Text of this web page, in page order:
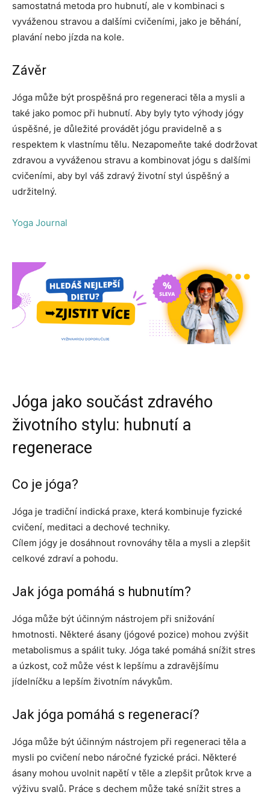
samostatná metoda pro hubnutí, ale v kombinaci s
vyváženou stravou a dalšími cvičeními, jako je běhání,
plavání nebo jízda na kole.
Závěr
Jóga může být prospěšná pro regeneraci těla a mysli a
také jako pomoc při hubnutí. Aby byly tyto výhody jógy
úspěšné, je důležité provádět jógu pravidelně a s
respektem k vlastnímu tělu. Nezapomeňte také dodržovat
zdravou a vyváženou stravu a kombinovat jógu s dalšími
cvičeními, aby byl váš zdravý životní styl úspěšný a
udržitelný.
Yoga Journal
Jóga jako součást zdravého
životního stylu: hubnutí a
regenerace
Co je jóga?
Jóga je tradiční indická praxe, která kombinuje fyzické
cvičení, meditaci a dechové techniky.
Cílem jógy je dosáhnout rovnováhy těla a mysli a zlepšit
celkové zdraví a pohodu.
Jak jóga pomáhá s hubnutím?
Jóga může být účinným nástrojem při snižování
hmotnosti. Některé ásany (jógové pozice) mohou zvýšit
metabolismus a spálit tuky. Jóga také pomáhá snížit stres
a úzkost, což může vést k lepšímu a zdravějšímu
jídelníčku a lepším životním návykům.
Jak jóga pomáhá s regenerací?
Jóga může být účinným nástrojem při regeneraci těla a
mysli po cvičení nebo náročné fyzické práci. Některé
ásany mohou uvolnit napětí v těle a zlepšit průtok krve a
výživu svalů. Práce s dechem může také snížit stres a